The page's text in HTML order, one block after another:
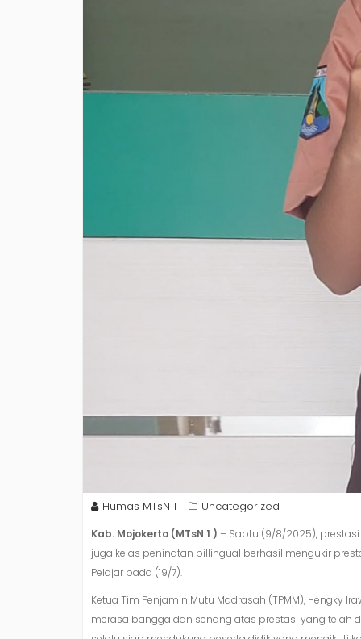
Humas MTsN 1 Uncategorized
Kab. Mojokerto (MTsN 1 ) – Sabtu (9/8/2025), prestasi
juga kelas peninatan billingual berhasil mengukir
Pelajar pada (19/7).
Ketua Tim Penjamin Mutu Madrasah (TPMM), Hengky
merasa bangga dan senang atas prestasi yang telah